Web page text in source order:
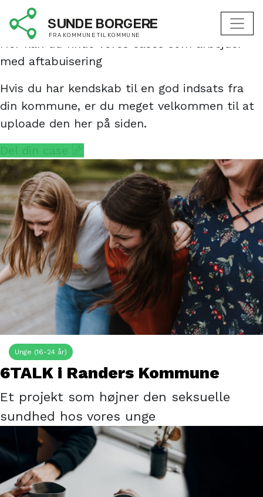
Aftabuisering
Her kan du finde vores cases som arbejder
med aftabuisering
Hvis du har kendskab til en god indsats fra
din kommune, er du meget velkommen til at
uploade den her på siden.
Del din case
Unge (16-24 år)
6TALK i Randers Kommune
Et projekt som højner den seksuelle
sundhed hos vores unge